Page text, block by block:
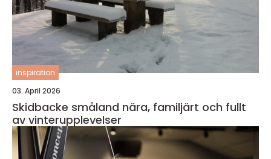
inspiration
03. April 2026
Skidbacke småland nära, familjärt och fullt
av vinterupplevelser